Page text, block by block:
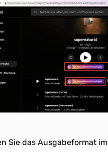
Sie das Ausgabeformat im